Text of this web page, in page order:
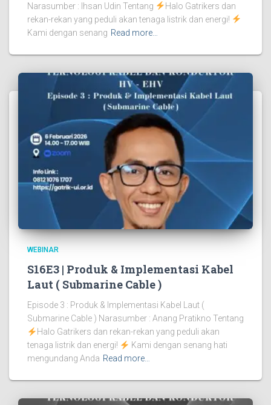
Narasumber : Ihsan Udin Tentang
Halo Gatrikers dan
rekan-rekan yang peduli akan tenaga listrik dan energi!
Kami dengan senang Read more…
WEBINAR
S16E3 | Produk & Implementasi Kabel
Laut ( Submarine Cable )
Episode 3 : Produk & Implementasi Kabel Laut (
Submarine Cable ) Narasumber : Anang Pratikno Tentang
Halo Gatrikers dan rekan-rekan yang peduli akan
tenaga listrik dan energi!
Kami dengan senang hati
mengundang Anda Read more…